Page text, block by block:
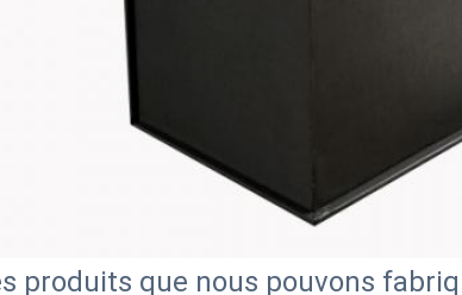
produits que nous pouvons